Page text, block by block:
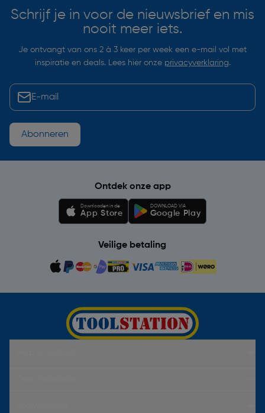
Schrijf je in voor de nieuwsbrief en mis
nooit meer iets.
Je ontvangt van ons 2 à 3 keer per week een e-mail vol met
inspiratie en deals. Lees hier onze privacyverklaring.
Abonneren
Ontdek onze app
Downloaden in de
App Store
DOWNLOAD VIA
Google Play
Veilige betaling